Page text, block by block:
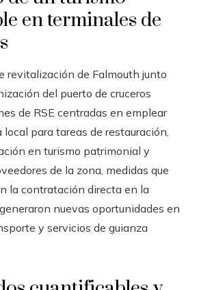
en terminales de
revitalización de Falmouth junto
del puerto de cruceros
de RSE centradas en emplear
local para tareas de restauración,
en turismo patrimonial y
de la zona, medidas que
la contratación directa en la
nuevas oportunidades en
y servicios de guianza